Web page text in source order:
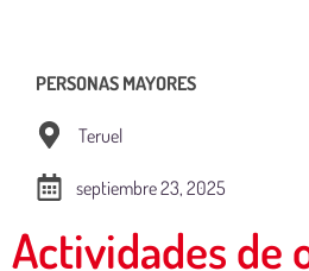
PERSONAS MAYORES
Teruel
septiembre 23, 2025
Actividades de